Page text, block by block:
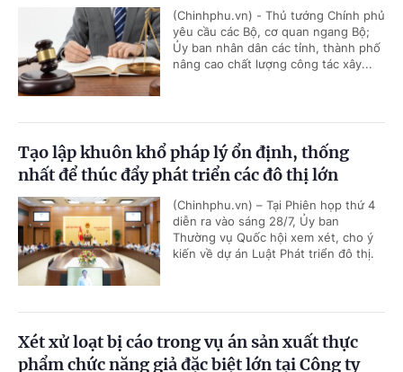
(Chinhphu.vn) - Thủ tướng Chính phủ
yêu cầu các Bộ, cơ quan ngang Bộ;
Ủy ban nhân dân các tỉnh, thành phố
nâng cao chất lượng công tác xây...
Tạo lập khuôn khổ pháp lý ổn định, thống
nhất để thúc đẩy phát triển các đô thị lớn
(Chinhphu.vn) – Tại Phiên họp thứ 4
diễn ra vào sáng 28/7, Ủy ban
Thường vụ Quốc hội xem xét, cho ý
kiến về dự án Luật Phát triển đô thị.
Xét xử loạt bị cáo trong vụ án sản xuất thực
phẩm chức năng giả đặc biệt lớn tại Công ty